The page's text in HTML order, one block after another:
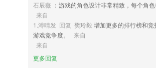
5,无网络也可以做题
6,精心设计的课程，根据幼儿36岁心理发展特点发
959彩票安卓手机版下载软件优势
石辰薇 ：游戏的角色设计非常精致，每个角色
来自
1.溥晴发 回复 樊玲毅增加更多的排行榜和
游戏竞争度。
来自
来自
更多回复